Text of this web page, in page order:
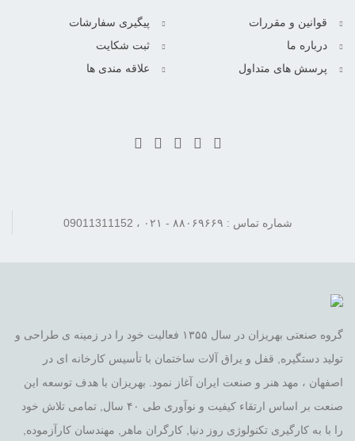
پیگیری سفارشات
ثبت شکایت
علاقه مندی ها
قوانین و مقررات
درباره ما
پرسش های متداول
شماره تماس : ۸۸۰۶۹۶۶۹ - ۰۲۱ ، 09011311152
گروه صنعتی بهریزان در سال ۱۳۵۵ فعالیت خود را در زمینه ی طراحی و
تولید دستگیره, قفل و یراق آلات ساختمان با تأسیس کارخانه ای در
اصفهان ، مهد هنر و صنعت ایران آغاز نمود. بهریزان با هدف توسعه این
صنعت بر اساس ارتقاء کیفیت و نوآوری طی ۴۰ سال, تمامی تلاش خود
را با به کارگیری تکنولوژی روز دنیا, کارگران ماهر, مهندسان کارآزموده,